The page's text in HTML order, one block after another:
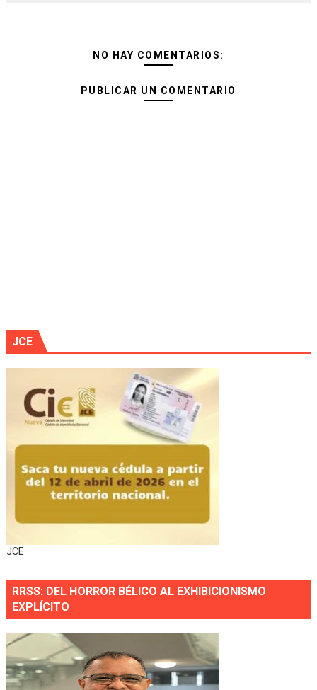
NO HAY COMENTARIOS:
PUBLICAR UN COMENTARIO
JCE
JCE
RRSS: DEL HORROR BÉLICO AL EXHIBICIONISMO
EXPLÍCITO